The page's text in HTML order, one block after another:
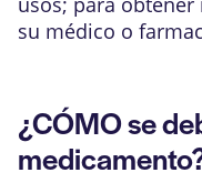
su médico o
¿CÓMO se